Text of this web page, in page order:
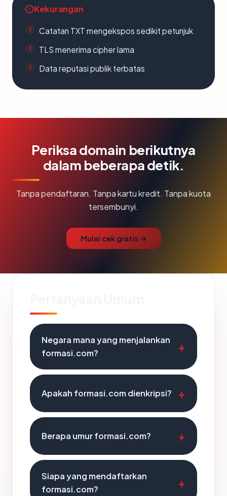
Kekurangan
Catatan TXT mengekspos sedikit petunjuk
TLS menerima cipher lama
Data reputasi publik terbatas
Periksa domain berikutnya
dalam beberapa detik.
Tanpa pendaftaran. Tanpa kartu kredit. Tanpa kuota
tersembunyi.
Mulai cek gratis →
Negara mana yang menjalankan
formasi.com?
Apakah formasi.com dienkripsi?
Berapa umur formasi.com?
Siapa yang mendaftarkan
formasi.com?